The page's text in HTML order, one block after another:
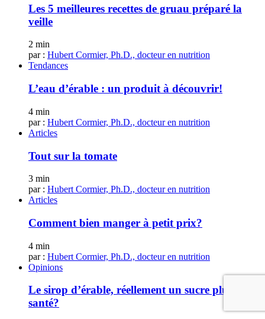
Les 5 meilleures recettes de gruau préparé la
veille
2 min
par : Hubert Cormier, Ph.D., docteur en nutrition
Tendances
L’eau d’érable : un produit à découvrir!
4 min
par : Hubert Cormier, Ph.D., docteur en nutrition
Articles
Tout sur la tomate
3 min
par : Hubert Cormier, Ph.D., docteur en nutrition
Articles
Comment bien manger à petit prix?
4 min
par : Hubert Cormier, Ph.D., docteur en nutrition
Opinions
Le sirop d’érable, réellement un sucre plus
santé?